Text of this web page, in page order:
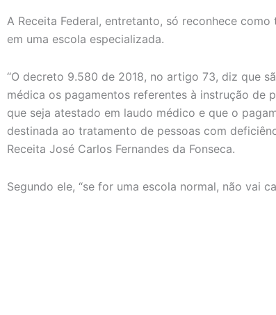
A Receita Federal, entretanto, só reconhece
em uma escola especializada.
“O decreto 9.580 de 2018, no artigo 73, diz que
médica os pagamentos referentes à instrução de
que seja atestado em laudo médico e que o
destinada ao tratamento de pessoas com
Receita José Carlos Fernandes da Fonseca.
Segundo ele, “se for uma escola normal, não vai